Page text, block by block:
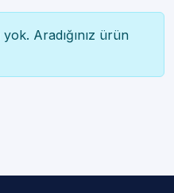
Aradığınız ürün